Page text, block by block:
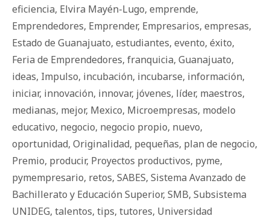
eficiencia, Elvira Mayén-Lugo, emprende,
Emprendedores, Emprender, Empresarios, empresas,
Estado de Guanajuato, estudiantes, evento, éxito,
Feria de Emprendedores, franquicia, Guanajuato,
ideas, Impulso, incubación, incubarse, información,
iniciar, innovación, innovar, jóvenes, líder, maestros,
medianas, mejor, Mexico, Microempresas, modelo
educativo, negocio, negocio propio, nuevo,
oportunidad, Originalidad, pequeñas, plan de negocio,
Premio, producir, Proyectos productivos, pyme,
pymempresario, retos, SABES, Sistema Avanzado de
Bachillerato y Educación Superior, SMB, Subsistema
UNIDEG, talentos, tips, tutores, Universidad